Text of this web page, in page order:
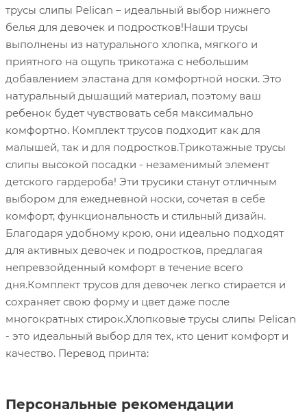
трусы слипы Pelican – идеальный выбор нижнего
белья для девочек и подростков!Наши трусы
выполнены из натурального хлопка, мягкого и
приятного на ощупь трикотажа с небольшим
добавлением эластана для комфортной носки. Это
натуральный дышащий материал, поэтому ваш
ребенок будет чувствовать себя максимально
комфортно. Комплект трусов подходит как для
малышей, так и для подростков.Трикотажные трусы
слипы высокой посадки - незаменимый элемент
детского гардероба! Эти трусики станут отличным
выбором для ежедневной носки, сочетая в себе
комфорт, функциональность и стильный дизайн.
Благодаря удобному крою, они идеально подходят
для активных девочек и подростков, предлагая
непревзойденный комфорт в течение всего
дня.Комплект трусов для девочек легко стирается и
сохраняет свою форму и цвет даже после
многократных стирок.Хлопковые трусы слипы Pelican
- это идеальный выбор для тех, кто ценит комфорт и
качество. Перевод принта:
Персональные рекомендации